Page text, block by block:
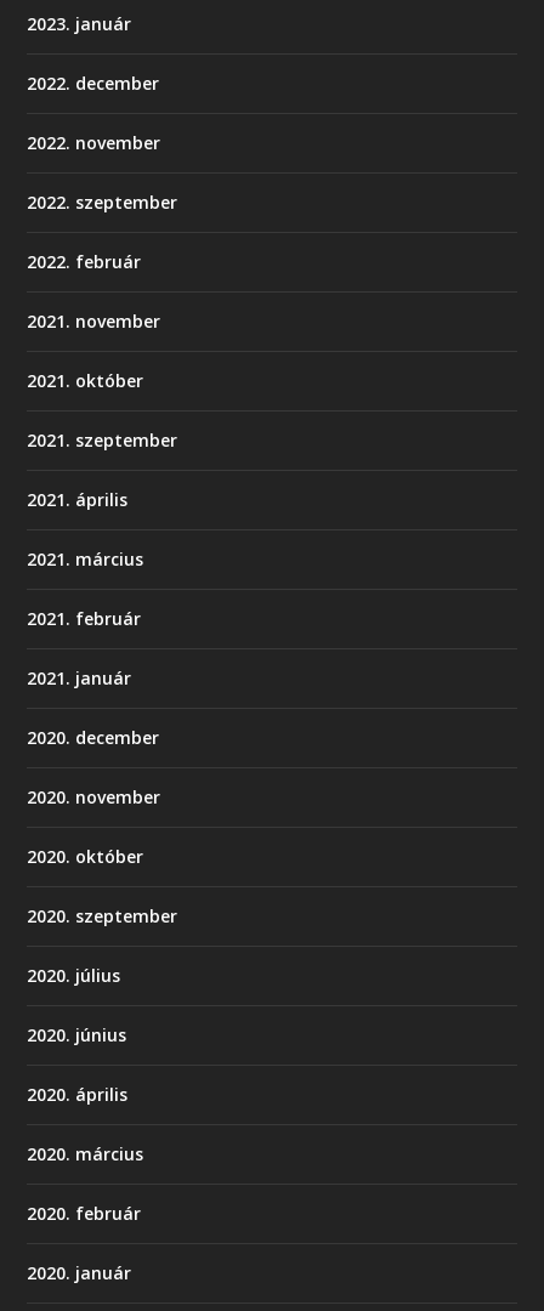
2023. január
2022. december
2022. november
2022. szeptember
2022. február
2021. november
2021. október
2021. szeptember
2021. április
2021. március
2021. február
2021. január
2020. december
2020. november
2020. október
2020. szeptember
2020. július
2020. június
2020. április
2020. március
2020. február
2020. január